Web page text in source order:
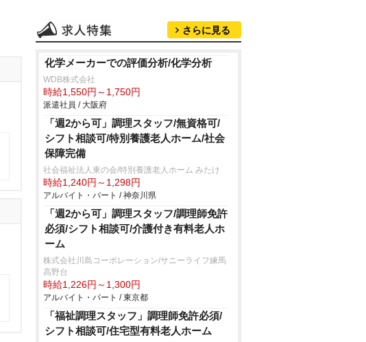
さらに見る
化学メーカーでの評価分析/化学分析
WDB株式会社
時給1,550円～1,750円
派遣社員 / 大阪府
「週2から可」調理スタッフ/無資格可/
シフト相談可/特別養護老人ホーム/社会
保障完備
社会福祉法人東の会/特別養護老人ホーム みたけ
時給1,240円～1,298円
アルバイト・パート / 神奈川県
「週2から可」調理スタッフ/調理師免許
必須/シフト相談可/介護付き有料老人ホ
ーム
株式会社川島コーポレーション/サニーライフ練馬
高野台
時給1,226円～1,300円
アルバイト・パート / 東京都
「福祉調理スタッフ」調理師免許必須/
シフト相談可/住宅型有料老人ホーム